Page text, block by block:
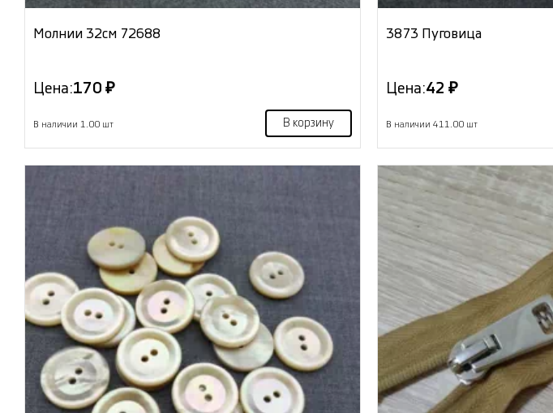
Молнии 32см 72688
Цена:170 ₽
В наличии 1.00 шт В корзину
3873 Пуговица
Цена:42 ₽
В наличии 411.00 шт